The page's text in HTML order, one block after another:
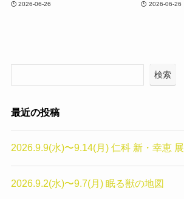
2026-06-26 2026-06-26
検索
最近の投稿
2026.9.9(水)〜9.14(月) 仁科 新・幸恵 展
2026.9.2(水)〜9.7(月) 眠る獣の地図